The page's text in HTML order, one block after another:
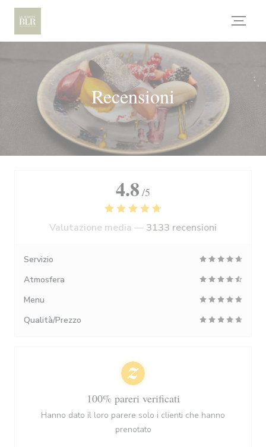
Personalizzazione delle tue scelte sui cookie
Recensioni
4.8 /5
Valutazione media — 3133 recensioni
Servizio
Atmosfera
Menu
Qualità/Prezzo
100% pareri verificati
Hanno dato il loro parere solo i clienti che hanno
prenotato